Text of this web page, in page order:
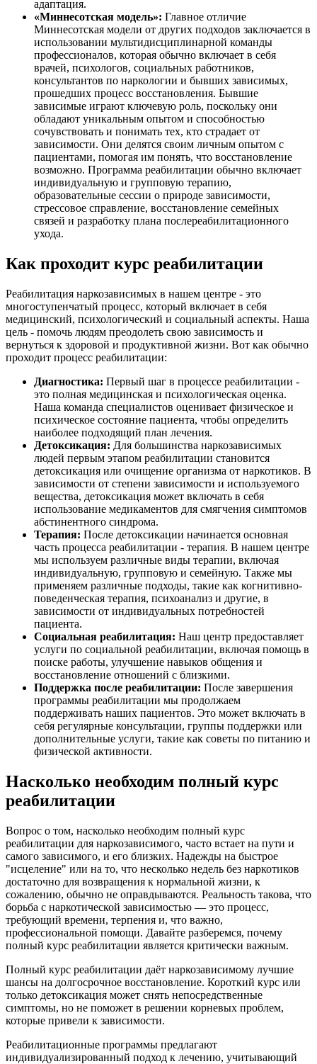
адаптация.
«Миннесотская модель»: Главное отличие
Миннесотская модели от других подходов заключается в
использовании мультидисциплинарной команды
профессионалов, которая обычно включает в себя
врачей, психологов, социальных работников,
консультантов по наркологии и бывших зависимых,
прошедших процесс восстановления. Бывшие
зависимые играют ключевую роль, поскольку они
обладают уникальным опытом и способностью
сочувствовать и понимать тех, кто страдает от
зависимости. Они делятся своим личным опытом с
пациентами, помогая им понять, что восстановление
возможно. Программа реабилитации обычно включает
индивидуальную и групповую терапию,
образовательные сессии о природе зависимости,
стрессовое справление, восстановление семейных
связей и разработку плана послереабилитационного
ухода.
Как проходит курс реабилитации
Реабилитация наркозависимых в нашем центре - это
многоступенчатый процесс, который включает в себя
медицинский, психологический и социальный аспекты. Наша
цель - помочь людям преодолеть свою зависимость и
вернуться к здоровой и продуктивной жизни. Вот как обычно
проходит процесс реабилитации:
Диагностика: Первый шаг в процессе реабилитации -
это полная медицинская и психологическая оценка.
Наша команда специалистов оценивает физическое и
психическое состояние пациента, чтобы определить
наиболее подходящий план лечения.
Детоксикация: Для большинства наркозависимых
людей первым этапом реабилитации становится
детоксикация или очищение организма от наркотиков. В
зависимости от степени зависимости и используемого
вещества, детоксикация может включать в себя
использование медикаментов для смягчения симптомов
абстинентного синдрома.
Терапия: После детоксикации начинается основная
часть процесса реабилитации - терапия. В нашем центре
мы используем различные виды терапии, включая
индивидуальную, групповую и семейную. Также мы
применяем различные подходы, такие как когнитивно-
поведенческая терапия, психоанализ и другие, в
зависимости от индивидуальных потребностей
пациента.
Социальная реабилитация: Наш центр предоставляет
услуги по социальной реабилитации, включая помощь в
поиске работы, улучшение навыков общения и
восстановление отношений с близкими.
Поддержка после реабилитации: После завершения
программы реабилитации мы продолжаем
поддерживать наших пациентов. Это может включать в
себя регулярные консультации, группы поддержки или
дополнительные услуги, такие как советы по питанию и
физической активности.
Насколько необходим полный курс
реабилитации
Вопрос о том, насколько необходим полный курс
реабилитации для наркозависимого, часто встает на пути и
самого зависимого, и его близких. Надежды на быстрое
"исцеление" или на то, что несколько недель без наркотиков
достаточно для возвращения к нормальной жизни, к
сожалению, обычно не оправдываются. Реальность такова, что
борьба с наркотической зависимостью — это процесс,
требующий времени, терпения и, что важно,
профессиональной помощи. Давайте разберемся, почему
полный курс реабилитации является критически важным.
Полный курс реабилитации даёт наркозависимому лучшие
шансы на долгосрочное восстановление. Короткий курс или
только детоксикация может снять непосредственные
симптомы, но не поможет в решении корневых проблем,
которые привели к зависимости.
Реабилитационные программы предлагают
индивидуализированный подход к лечению, учитывающий